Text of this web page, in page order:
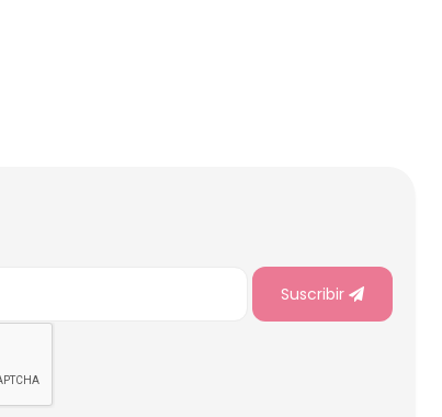
Suscribir